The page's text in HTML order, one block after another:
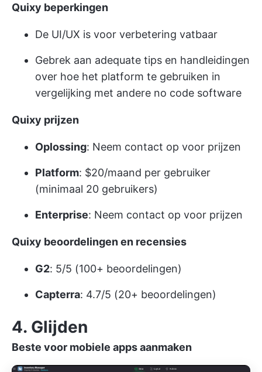
Quixy beperkingen
De UI/UX is voor verbetering vatbaar
Gebrek aan adequate tips en handleidingen
over hoe het platform te gebruiken in
vergelijking met andere no code software
Quixy prijzen
Oplossing: Neem contact op voor prijzen
Platform: $20/maand per gebruiker
(minimaal 20 gebruikers)
Enterprise: Neem contact op voor prijzen
Quixy beoordelingen en recensies
G2: 5/5 (100+ beoordelingen)
Capterra: 4.7/5 (20+ beoordelingen)
4. Glijden
Beste voor mobiele apps aanmaken